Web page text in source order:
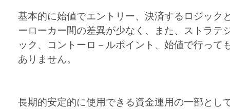
基本的に始値でエントリー、決済するロジック
ーローカー間の差異が少なく、また、ストラテ
ック、コントーロ－ルポイント、始値で行って
ありません。
長期的安定的に使用できる資金運用の一部とし